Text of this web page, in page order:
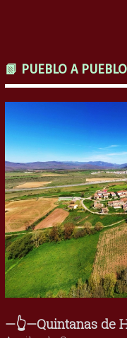
📗 PUEBLO A
—👆—Quintanas de